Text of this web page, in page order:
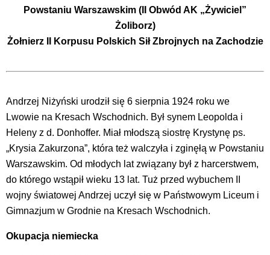
Powstaniu Warszawskim (II Obwód AK „Żywiciel”
Żoliborz)
Żołnierz II Korpusu Polskich Sił Zbrojnych na Zachodzie
Andrzej Niżyński urodził się 6 sierpnia 1924 roku we
Lwowie na Kresach Wschodnich. Był synem Leopolda i
Heleny z d. Donhoffer. Miał młodszą siostrę Krystynę ps.
„Krysia Zakurzona”, która też walczyła i zginęłą w Powstaniu
Warszawskim. Od młodych lat związany był z harcerstwem,
do którego wstąpił wieku 13 lat. Tuż przed wybuchem II
wojny światowej Andrzej uczył się w Państwowym Liceum i
Gimnazjum w Grodnie na Kresach Wschodnich.
Okupacja niemiecka